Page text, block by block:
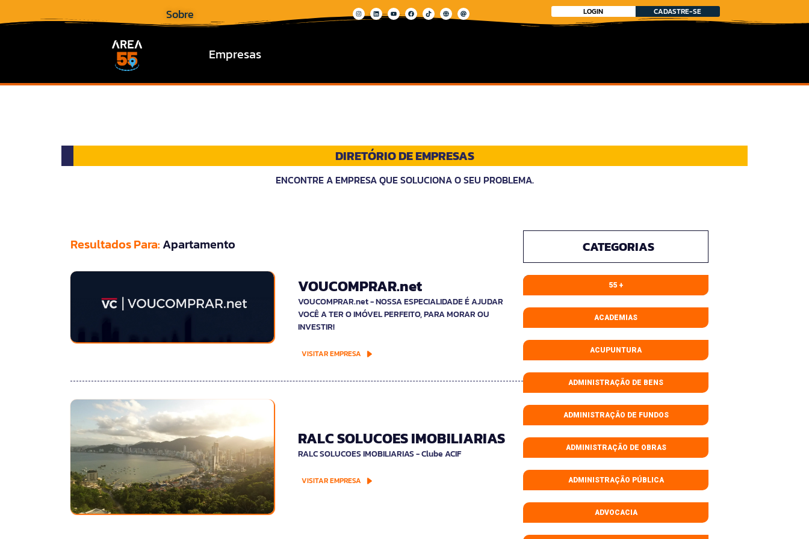
Sobre LOGIN CADASTRE-SE
Empresas
DIRETÓRIO DE EMPRESAS
ENCONTRE A EMPRESA QUE SOLUCIONA O SEU PROBLEMA.
Resultados Para: Apartamento
VOUCOMPRAR.net
VOUCOMPRAR.net - NOSSA ESPECIALIDADE É AJUDAR
VOCÊ A TER O IMÓVEL PERFEITO, PARA MORAR OU
INVESTIR!
VISITAR EMPRESA
RALC SOLUCOES IMOBILIARIAS
RALC SOLUCOES IMOBILIARIAS - Clube ACIF
VISITAR EMPRESA
CATEGORIAS
55 +
ACADEMIAS
ACUPUNTURA
ADMINISTRAÇÃO DE BENS
ADMINISTRAÇÃO DE FUNDOS
ADMINISTRAÇÃO DE OBRAS
ADMINISTRAÇÃO PÚBLICA
ADVOCACIA